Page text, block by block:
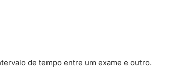
de tempo entre um exame e outro.